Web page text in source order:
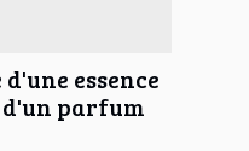
essence
parfum